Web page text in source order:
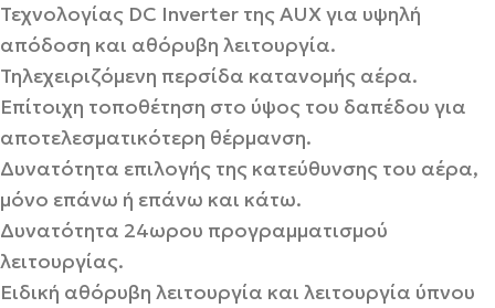
Τεχνολογίας DC Inverter της AUX για υψηλή
απόδοση και αθόρυβη λειτουργία.
Τηλεχειριζόμενη περσίδα κατανομής αέρα.
Επίτοιχη τοποθέτηση στο ύψος του δαπέδου για
αποτελεσματικότερη θέρμανση.
Δυνατότητα επιλογής της κατεύθυνσης του αέρα,
μόνο επάνω ή επάνω και κάτω.
Δυνατότητα 24ωρου προγραμματισμού
λειτουργίας.
Ειδική αθόρυβη λειτουργία και λειτουργία ύπνου